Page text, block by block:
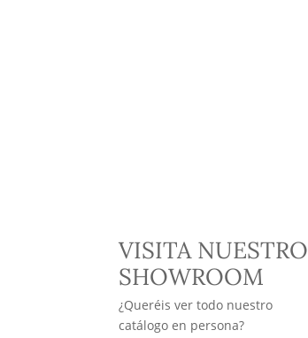
VISITA NUESTRO
SHOWROOM
¿Queréis ver todo nuestro
catálogo en persona?